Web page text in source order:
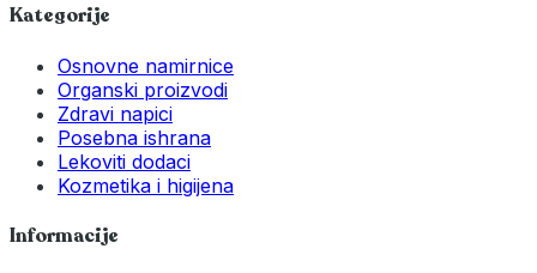
Kategorije
Osnovne namirnice
Organski proizvodi
Zdravi napici
Posebna ishrana
Lekoviti dodaci
Kozmetika i higijena
Informacije